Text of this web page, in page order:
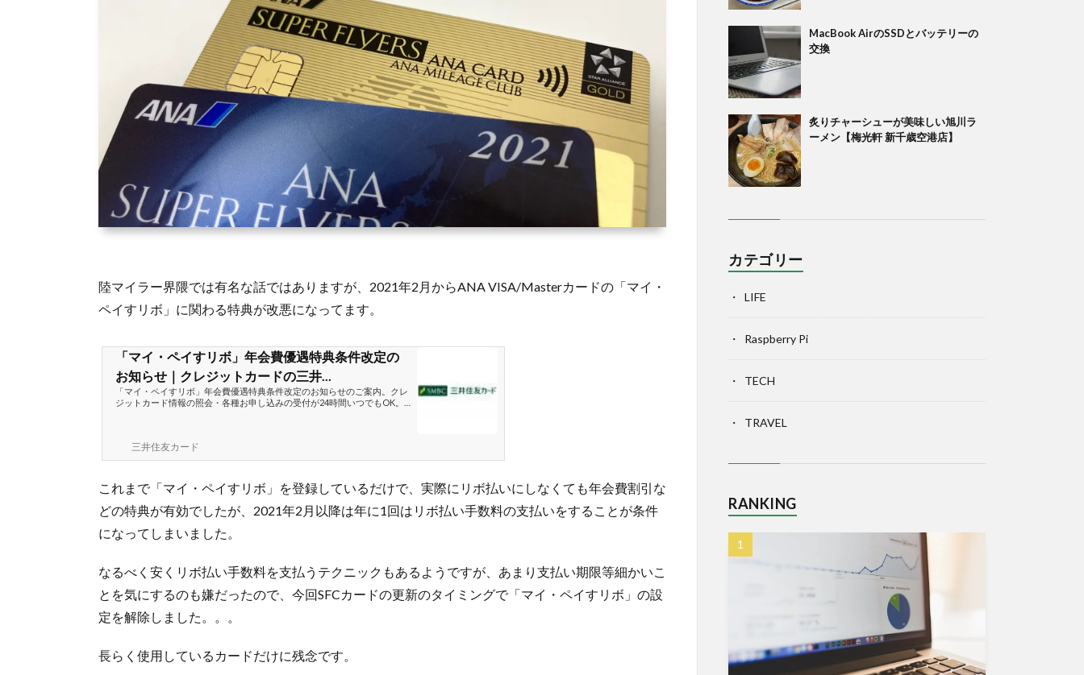
陸マイラー界隈では有名な話ではありますが、2021年2月からANA VISA/Masterカードの「マイ・
ペイすリボ」に関わる特典が改悪になってます。
「マイ・ペイすリボ」年会費優遇特典条件改定の
お知らせ｜クレジットカードの三井...
「マイ・ペイすリボ」年会費優遇特典条件改定のお知らせのご案内。クレ
ジットカード情報の照会・各種お申し込みの受付が24時間いつでもOK。
三井住友カード
これまで「マイ・ペイすリボ」を登録しているだけで、実際にリボ払いにしなくても年会費割引な
どの特典が有効でしたが、2021年2月以降は年に1回はリボ払い手数料の支払いをすることが条件
になってしまいました。
なるべく安くリボ払い手数料を支払うテクニックもあるようですが、あまり支払い期限等細かいこ
とを気にするのも嫌だったので、今回SFCカードの更新のタイミングで「マイ・ペイすリボ」の設
定を解除しました。。。
長らく使用しているカードだけに残念です。
MacBook AirのSSDとバッテリーの
交換
炙りチャーシューが美味しい旭川ラ
ーメン【梅光軒 新千歳空港店】
カテゴリー
LIFE
Raspberry Pi
TECH
TRAVEL
RANKING